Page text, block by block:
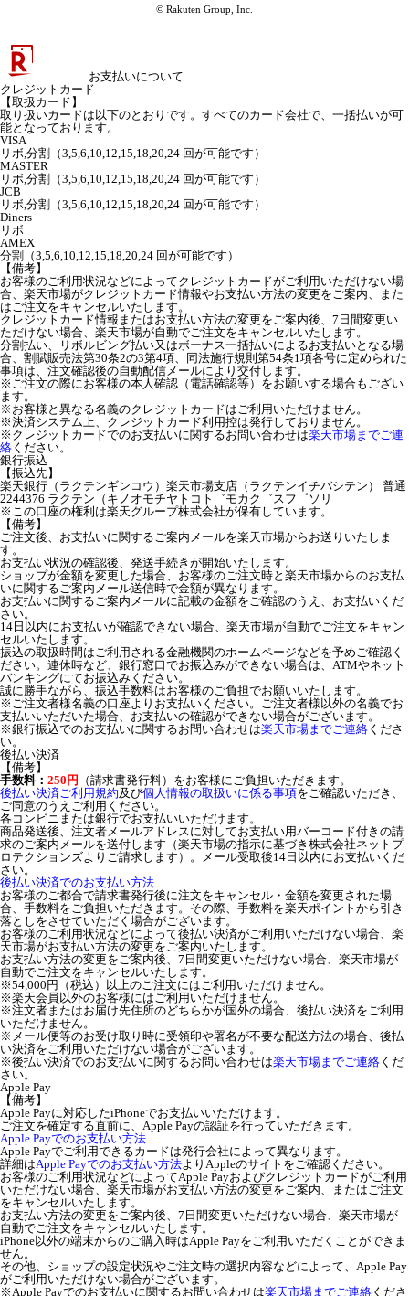
© Rakuten Group, Inc.
お支払いについて
クレジットカード
【取扱カード】
取り扱いカードは以下のとおりです。すべてのカード会社で、一括払いが可
能となっております。
VISA
リボ,分割（3,5,6,10,12,15,18,20,24 回が可能です）
MASTER
リボ,分割（3,5,6,10,12,15,18,20,24 回が可能です）
JCB
リボ,分割（3,5,6,10,12,15,18,20,24 回が可能です）
Diners
リボ
AMEX
分割（3,5,6,10,12,15,18,20,24 回が可能です）
【備考】
お客様のご利用状況などによってクレジットカードがご利用いただけない場
合、楽天市場がクレジットカード情報やお支払い方法の変更をご案内、また
はご注文をキャンセルいたします。
クレジットカード情報またはお支払い方法の変更をご案内後、7日間変更い
ただけない場合、楽天市場が自動でご注文をキャンセルいたします。
分割払い、リボルビング払い又はボーナス一括払いによるお支払いとなる場
合、割賦販売法第30条2の3第4項、同法施行規則第54条1項各号に定められた
事項は、注文確認後の自動配信メールにより交付します。
※ご注文の際にお客様の本人確認（電話確認等）をお願いする場合もござい
ます。
※お客様と異なる名義のクレジットカードはご利用いただけません。
※決済システム上、クレジットカード利用控は発行しておりません。
※クレジットカードでのお支払いに関するお問い合わせは楽天市場までご連
絡 ください。
銀行振込
【振込先】
楽天銀行（ラクテンギンコウ）楽天市場支店（ラクテンイチバシテン） 普通
2244376 ラクテン（キノオモチヤトコト゛モカク゛スフ゜ソリ
※この口座の権利は楽天グループ株式会社が保有しています。
【備考】
ご注文後、お支払いに関するご案内メールを楽天市場からお送りいたしま
す。
お支払い状況の確認後、発送手続きが開始いたします。
ショップが金額を変更した場合、お客様のご注文時と楽天市場からのお支払
いに関するご案内メール送信時で金額が異なります。
お支払いに関するご案内メールに記載の金額をご確認のうえ、お支払いくだ
さい。
14日以内にお支払いが確認できない場合、楽天市場が自動でご注文をキャン
セルいたします。
振込の取扱時間はご利用される金融機関のホームページなどを予めご確認く
ださい。連休時など、銀行窓口でお振込みができない場合は、ATMやネット
バンキングにてお振込みください。
誠に勝手ながら、振込手数料はお客様のご負担でお願いいたします。
※ご注文者様名義の口座よりお支払いください。ご注文者様以外の名義でお
支払いいただいた場合、お支払いの確認ができない場合がございます。
※銀行振込でのお支払いに関するお問い合わせは楽天市場までご連絡 くださ
い。
後払い決済
【備考】
手数料： 250円
（請求書発行料）をお客様にご負担いただきます。
後払い決済ご利用規約及び個人情報の取扱いに係る事項をご確認いただき、
ご同意のうえご利用ください。
各コンビニまたは銀行でお支払いいただけます。
商品発送後、注文者メールアドレスに対してお支払い用バーコード付きの請
求のご案内メールを送付します（楽天市場の指示に基づき株式会社ネットプ
ロテクションズよりご請求します）。メール受取後14日以内にお支払いくだ
さい。
後払い決済でのお支払い方法
お客様のご都合で請求書発行後に注文をキャンセル・金額を変更された場
合、手数料をご負担いただきます。その際、手数料を楽天ポイントから引き
落としをさせていただく場合がございます。
お客様のご利用状況などによって後払い決済がご利用いただけない場合、楽
天市場がお支払い方法の変更をご案内いたします。
お支払い方法の変更をご案内後、7日間変更いただけない場合、楽天市場が
自動でご注文をキャンセルいたします。
※54,000円（税込）以上のご注文にはご利用いただけません。
※楽天会員以外のお客様にはご利用いただけません。
※注文者またはお届け先住所のどちらかが国外の場合、後払い決済をご利用
いただけません。
※メール便等のお受け取り時に受領印や署名が不要な配送方法の場合、後払
い決済をご利用いただけない場合がございます。
※後払い決済でのお支払いに関するお問い合わせは楽天市場までご連絡 くだ
さい。
Apple Pay
【備考】
Apple Payに対応したiPhoneでお支払いいただけます。
ご注文を確定する直前に、Apple Payの認証を行っていただきます。
Apple Payでのお支払い方法
Apple Payでご利用できるカードは発行会社によって異なります。
詳細はApple Payでのお支払い方法よりAppleのサイトをご確認ください。
お客様のご利用状況などによってApple Payおよびクレジットカードがご利用
いただけない場合、楽天市場がお支払い方法の変更をご案内、またはご注文
をキャンセルいたします。
お支払い方法の変更をご案内後、7日間変更いただけない場合、楽天市場が
自動でご注文をキャンセルいたします。
iPhone以外の端末からのご購入時はApple Payをご利用いただくことができま
せん。
その他、ショップの設定状況やご注文時の選択内容などによって、Apple Pay
がご利用いただけない場合がございます。
※Apple Payでのお支払いに関するお問い合わせは楽天市場までご連絡 くださ